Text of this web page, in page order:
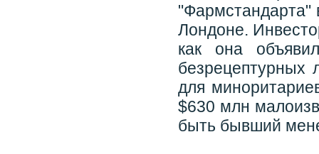
"Фармстандарта"
Лондоне.
как она
безрецептурных
для
$630 млн
быть бывший